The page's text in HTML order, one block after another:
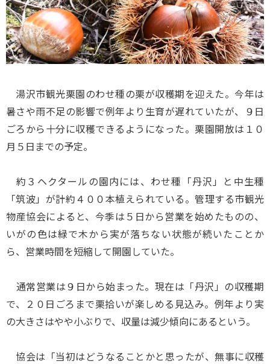
湯沢市観光栗園のわせ種の栗が収穫期を迎えた。今年は
暑さや雨不足の影響で例年より生育が遅れていたが、９日
ごろから十分に収穫できるようになった。栗園開放は１０
月５日までの予定。
約３ヘクタールの園内には、わせ種「丹沢」と中生種
「筑波」が計約４００本植えられている。管理する市観光
物産協会によると、今季は５日から営業を始めたものの、
いがの色は緑で木から実が落ちない状態が続いたことか
ら、営業時間を短縮して開園していた。
通常営業は９日から始まった。現在は「丹沢」の収穫期
で、２０日ごろまで栗拾いが楽しめる見込み。例年より実
の大きさはやや小ぶりで、収量は減少傾向にあるという。
協会は「当初はどうなることかと思ったが、無事に収穫